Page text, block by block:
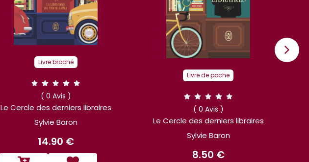
Livre broché
( 0 Avis )
Le Cercle des derniers libraires
Sylvie Baron
14.90 €
Livre de poche
( 0 Avis )
Le Cercle des derniers libraires
Sylvie Baron
8.50 €